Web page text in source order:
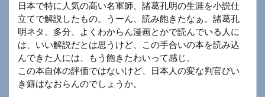
日本で特に人気の高い名軍師、諸葛孔明の生涯を小説仕
立てで解説したもの。うーん、読み飽きたなぁ。諸葛孔
明ネタ。多分、よくわからん漫画とかで読んでいる人に
は、いい解説だとは思うけど、この手合いの本を読み込
んできた人には、もう飽きたわいって感じ。
この本自体の評価ではないけど、日本人の変な判官びい
き癖はなおらんのでしょうか。